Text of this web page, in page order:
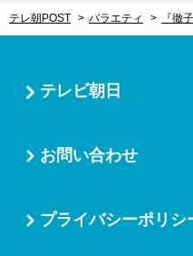
テレ朝POST バラエティ
テレビ朝日
お問い合わせ
プライバシーポリシ